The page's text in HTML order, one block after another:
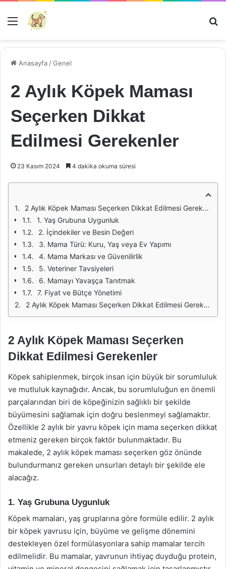
Menü
Anasayfa /Genel
2 Aylık Köpek Maması
Seçerken Dikkat
Edilmesi Gerekenler
23 Kasım 2024 4 dakika okuma süresi
2 Aylık Köpek Maması Seçerken Dikkat Edilmesi Gerekenler
1. Yaş Grubuna Uygunluk
2. İçindekiler ve Besin Değeri
3. Mama Türü: Kuru, Yaş veya Ev Yapımı
4. Mama Markası ve Güvenilirlik
5. Veteriner Tavsiyeleri
6. Mamayı Yavaşça Tanıtmak
7. Fiyat ve Bütçe Yönetimi
2 Aylık Köpek Maması Seçerken Dikkat Edilmesi Gerekenler
2 Aylık Köpek Maması Seçerken
Dikkat Edilmesi Gerekenler
Köpek sahiplenmek, birçok insan için büyük bir sorumluluk
ve mutluluk kaynağıdır. Ancak, bu sorumluluğun en önemli
parçalarından biri de köpeğinizin sağlıklı bir şekilde
büyümesini sağlamak için doğru beslenmeyi sağlamaktır.
Özellikle 2 aylık bir yavru köpek için mama seçerken dikkat
etmeniz gereken birçok faktör bulunmaktadır. Bu
makalede, 2 aylık köpek maması seçerken göz önünde
bulundurmanız gereken unsurları detaylı bir şekilde ele
alacağız.
1. Yaş Grubuna Uygunluk
Köpek mamaları, yaş gruplarına göre formüle edilir. 2 aylık
bir köpek yavrusu için, büyüme ve gelişme dönemini
destekleyen özel formülasyonlara sahip mamalar tercih
edilmelidir. Bu mamalar, yavrunun ihtiyaç duyduğu protein,